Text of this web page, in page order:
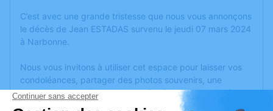
C’est avec une grande tristesse que nous vous annonçons
le décès de Jean ESTADAS survenu le jeudi 07 mars 2024
à Narbonne.
Nous vous invitons à utiliser cet espace pour laisser vos
condoléances, partager des photos souvenirs, une
anecdote ou exprimer vos pensées à travers des poèmes
ou des textes. Cet endroit est un lieu d'expression dédié à